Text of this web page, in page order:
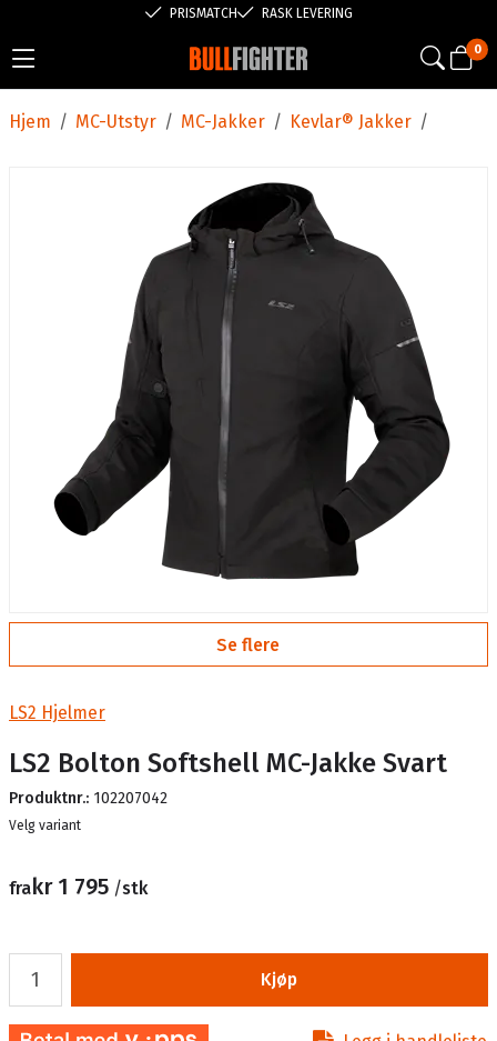
PRISMATCH RASK LEVERING
0
/
Hjem /
MC-Utstyr /
MC-Jakker /
Kevlar® Jakker
Se flere
LS2 Hjelmer
LS2 Bolton Softshell MC-Jakke Svart
Produktnr.: 102207042
Lager
Velg variant
frakr 1 795 /stk
Kjøp